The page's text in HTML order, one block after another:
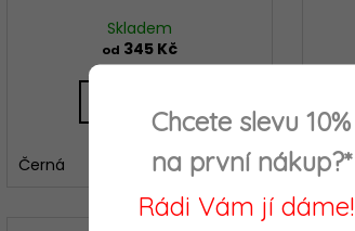
Skladem
od 345 Kč
Černá Černá
Chcete slevu 10%
na první nákup?*
Rádi Vám jí dáme!